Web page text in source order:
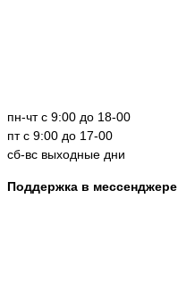
пн-чт с 9:00 до 18-00
пт с 9:00 до 17-00
сб-вс выходные дни
Поддержка в мессенджере